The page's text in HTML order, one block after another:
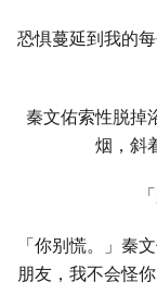
恐惧蔓延到我的
秦文佑索性脱掉
烟，斜
「你别慌。」秦
朋友，我不会怪